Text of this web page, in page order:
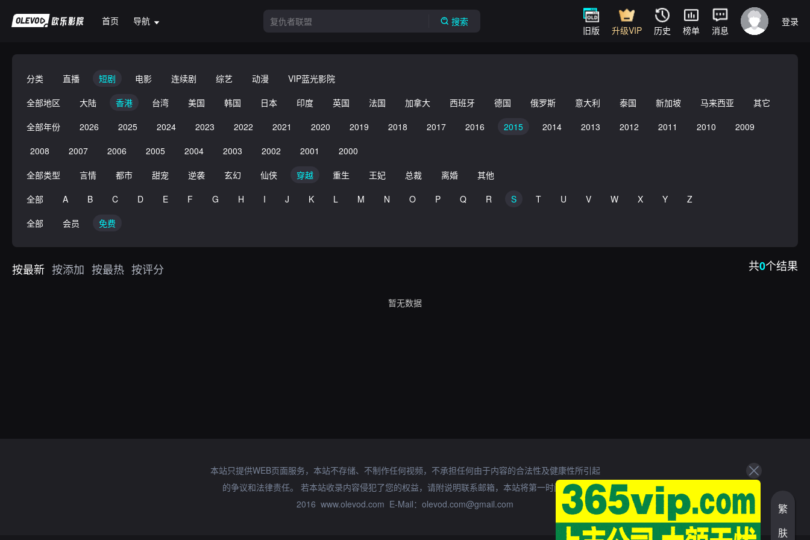
首页 导航 搜索
旧版 升级VIP 历史 榜单 消息
登录
分类 直播 短剧 电影 连续剧 综艺 动漫
VIP蓝光影院
全部地区
大陆 香港 台湾 美国 韩国 日本 印度 英国 法国 加拿大 西班牙 德国 俄罗斯 意大利 泰国 新加坡 马来西亚
其它
全部年份
2026 2025 2024 2023 2022 2021 2020 2019 2018 2017 2016 2015 2014 2013 2012 2011 2010
2009
2008
2007 2006 2005 2004 2003 2002 2001
2000
全部类型
言情 都市 甜宠 逆袭 玄幻 仙侠 穿越 重生 王妃 总裁 离婚
其他
全部
A B C D E F G H I J K L M N O P Q R S T U V W X Y
Z
全部
会员 免费
按最新 按添加 按最热 按评分 共0个结果
暂无数据
本站只提供WEB页面服务，本站不存储、不制作任何视频，不承担任何由于内容的合法性及健康性所引起
的争议和法律责任。 若本站收录内容侵犯了您的权益，请附说明联系邮箱，本站将第一时间处理。
2016 www.olevod.com E-Mail：olevod.com@gmail.com
繁
肤